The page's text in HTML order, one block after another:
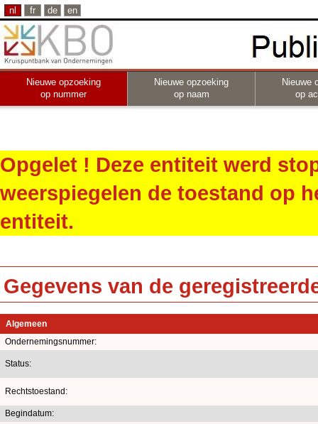
nl fr de en
Nieuwe opzoeking
op nummer
Nieuwe opzoeking
op naam
Nieuwe
op
Opgelet ! Deze entiteit werd
weerspiegelen de toestand op
entiteit.
Gegevens van de
Algemeen
Ondernemingsnummer:
Status:
Rechtstoestand:
Begindatum: